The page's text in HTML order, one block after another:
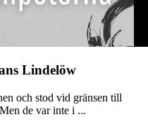
Lindelöw
och stod vid gränsen till
de var inte i ...